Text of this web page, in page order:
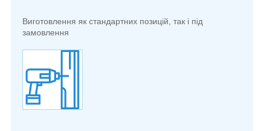
Виготовлення як стандартних позицій, так і під
замовлення